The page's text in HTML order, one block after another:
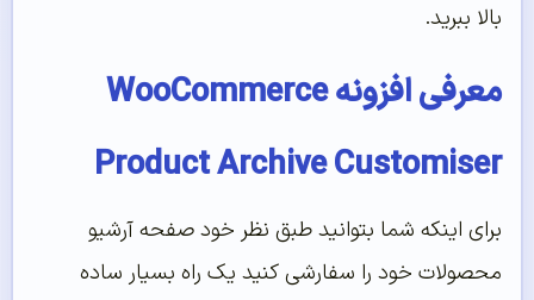
بالا ببرید.
معرفی افزونه WooCommerce
Product Archive Customiser
برای اینکه شما بتوانید طبق نظر خود صفحه آرشیو
محصولات خود را سفارشی کنید یک راه بسیار ساده